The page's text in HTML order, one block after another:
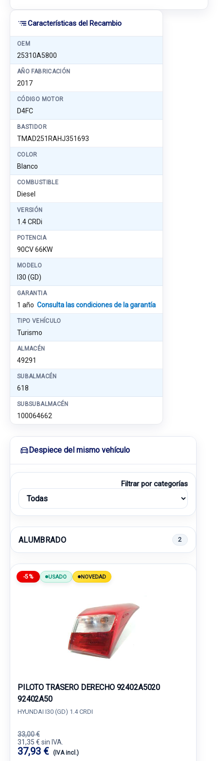
Características del Recambio
OEM
25310A5800
AÑO FABRICACIÓN
2017
CÓDIGO MOTOR
D4FC
BASTIDOR
TMAD251RAHJ351693
COLOR
Blanco
COMBUSTIBLE
Diesel
VERSIÓN
1.4 CRDi
POTENCIA
90CV 66KW
MODELO
I30 (GD)
GARANTIA
1 año Consulta las condiciones de la garantía
TIPO VEHÍCULO
Turismo
ALMACÉN
49291
SUBALMACÉN
618
SUBSUBALMACÉN
100064662
Despiece del mismo vehículo
Filtrar por categorías
ALUMBRADO 2
-5% USADO NOVEDAD
PILOTO TRASERO DERECHO 92402A5020
92402A50
HYUNDAI I30 (GD) 1.4 CRDI
33,00 €
31,35 € sin IVA.
37,93 € (IVA incl.)